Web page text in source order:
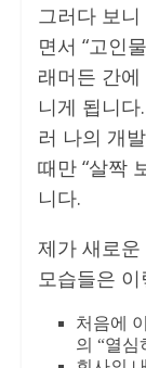
그러다 보
면서 “고인
래머든 간
니게 됩니
러 나의 개
때만 “살짝
니다.
제가 새로
모습들은
처음에
의 “열심